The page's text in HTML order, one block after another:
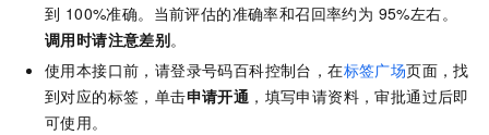
到 100%准确。当前评估的准确率和召回率约为 95%左右。
调用时请注意差别。
使用本接口前，请登录号码百科控制台，在标签广场页面，找
到对应的标签，单击申请开通 ，填写申请资料，审批通过后即
可使用。